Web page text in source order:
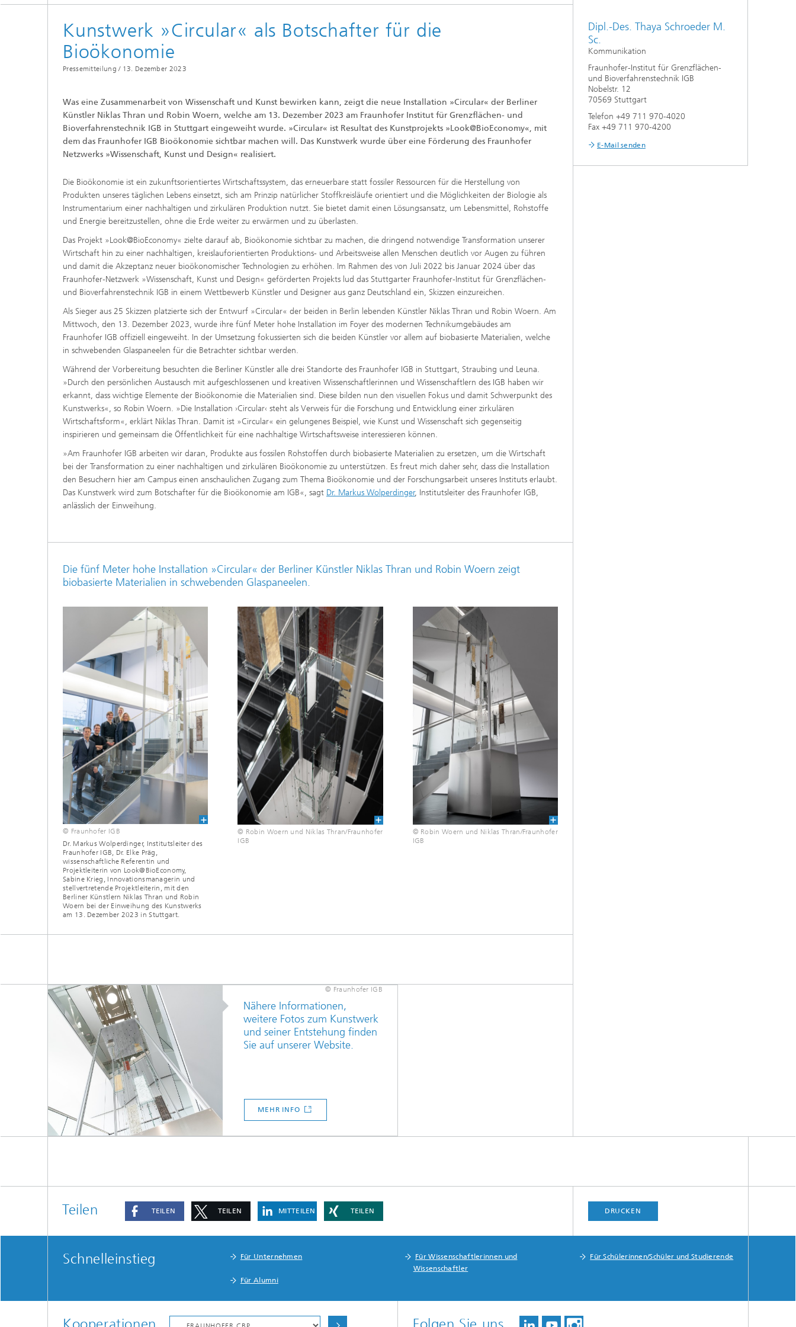
Zellbasierte 2D-Assays für
Diagnostik, Qualitätskontrolle und
Screening
als In-vitro-Testsysteme
Wirkstoffscreening
Trocknung mit überhitztem Dampf
®
Biofilme und Hygiene
Biobasierte Polymere und Additive
Industrielle Biotechnologie
2
Wirkstoffentwicklung
Kunstwerk »Circular« als Botschafter für die
Bioökonomie
Pressemitteilung / 13. Dezember 2023
Was eine Zusammenarbeit von Wissenschaft und Kunst bewirken kann, zeigt die neue Installation »Circular« der Berliner
Künstler Niklas Thran und Robin Woern, welche am 13. Dezember 2023 am Fraunhofer Institut für Grenzflächen- und
Bioverfahrenstechnik IGB in Stuttgart eingeweiht wurde. »Circular« ist Resultat des Kunstprojekts »Look@BioEconomy«, mit
dem das Fraunhofer IGB Bioökonomie sichtbar machen will. Das Kunstwerk wurde über eine Förderung des Fraunhofer
Netzwerks »Wissenschaft, Kunst und Design« realisiert.
Die Bioökonomie ist ein zukunftsorientiertes Wirtschaftssystem, das erneuerbare statt fossiler Ressourcen für die Herstellung von
Produkten unseres täglichen Lebens einsetzt, sich am Prinzip natürlicher Stoffkreisläufe orientiert und die Möglichkeiten der Biologie als
Instrumentarium einer nachhaltigen und zirkulären Produktion nutzt. Sie bietet damit einen Lösungsansatz, um Lebensmittel, Rohstoffe
und Energie bereitzustellen, ohne die Erde weiter zu erwärmen und zu überlasten.
Das Projekt »Look@BioEconomy« zielte darauf ab, Bioökonomie sichtbar zu machen, die dringend notwendige Transformation unserer
Wirtschaft hin zu einer nachhaltigen, kreislauforientierten Produktions- und Arbeitsweise allen Menschen deutlich vor Augen zu führen
und damit die Akzeptanz neuer bioökonomischer Technologien zu erhöhen. Im Rahmen des von Juli 2022 bis Januar 2024 über das
Fraunhofer‑Netzwerk »Wissenschaft, Kunst und Design« geförderten Projekts lud das Stuttgarter Fraunhofer‑Institut für Grenzflächen-
und Bioverfahrenstechnik IGB in einem Wettbewerb Künstler und Designer aus ganz Deutschland ein, Skizzen einzureichen.
Als Sieger aus 25 Skizzen platzierte sich der Entwurf »Circular« der beiden in Berlin lebenden Künstler Niklas Thran und Robin Woern. Am
Mittwoch, den 13. Dezember 2023, wurde ihre fünf Meter hohe Installation im Foyer des modernen Technikumgebäudes am
Fraunhofer IGB offiziell eingeweiht. In der Umsetzung fokussierten sich die beiden Künstler vor allem auf biobasierte Materialien, welche
in schwebenden Glaspaneelen für die Betrachter sichtbar werden.
Während der Vorbereitung besuchten die Berliner Künstler alle drei Standorte des Fraunhofer IGB in Stuttgart, Straubing und Leuna.
»Durch den persönlichen Austausch mit aufgeschlossenen und kreativen Wissenschaftlerinnen und Wissenschaftlern des IGB haben wir
erkannt, dass wichtige Elemente der Bioökonomie die Materialien sind. Diese bilden nun den visuellen Fokus und damit Schwerpunkt des
Kunstwerks«, so Robin Woern. »Die Installation ›Circular‹ steht als Verweis für die Forschung und Entwicklung einer zirkulären
Wirtschaftsform«, erklärt Niklas Thran. Damit ist »Circular« ein gelungenes Beispiel, wie Kunst und Wissenschaft sich gegenseitig
inspirieren und gemeinsam die Öffentlichkeit für eine nachhaltige Wirtschaftsweise interessieren können.
»Am Fraunhofer IGB arbeiten wir daran, Produkte aus fossilen Rohstoffen durch biobasierte Materialien zu ersetzen, um die Wirtschaft
bei der Transformation zu einer nachhaltigen und zirkulären Bioökonomie zu unterstützen. Es freut mich daher sehr, dass die Installation
den Besuchern hier am Campus einen anschaulichen Zugang zum Thema Bioökonomie und der Forschungsarbeit unseres Instituts erlaubt.
Das Kunstwerk wird zum Botschafter für die Bioökonomie am IGB«, sagt Dr. Markus Wolperdinger, Institutsleiter des Fraunhofer IGB,
anlässlich der Einweihung.
Die fünf Meter hohe Installation »Circular« der Berliner Künstler Niklas Thran und Robin Woern zeigt
biobasierte Materialien in schwebenden Glaspaneelen.
© Fraunhofer IGB
Dr. Markus Wolperdinger, Institutsleiter des
Fraunhofer IGB, Dr. Elke Präg,
wissenschaftliche Referentin und
Projektleiterin von Look@BioEconomy,
Sabine Krieg, Innovationsmanagerin und
stellvertretende Projektleiterin, mit den
Berliner Künstlern Niklas Thran und Robin
Woern bei der Einweihung des Kunstwerks
am 13. Dezember 2023 in Stuttgart.
© Robin Woern und Niklas Thran/Fraunhofer
IGB
© Robin Woern und Niklas Thran/Fraunhofer
IGB
© Fraunhofer IGB
Nähere Informationen,
weitere Fotos zum Kunstwerk
und seiner Entstehung finden
Sie auf unserer Website.
MEHR INFO
Dipl.-Des. Thaya Schroeder M.
Sc.
Kommunikation
Fraunhofer-Institut für Grenzflächen-
und Bioverfahrenstechnik IGB
Nobelstr. 12
70569 Stuttgart
Telefon +49 711 970-4020
Fax +49 711 970-4200
E-Mail senden
Teilen TEILEN TEILEN MITTEILEN TEILEN DRUCKEN
Schnelleinstieg Für Unternehmen
Für Wissenschaftlerinnen und
Wissenschaftler
Für Schülerinnen/Schüler und Studierende
Für Alumni